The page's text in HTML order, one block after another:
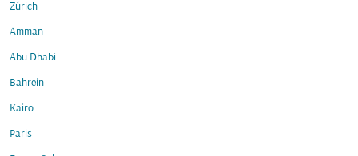
Zürich
Amman
Abu Dhabi
Bahrein
Kairo
Paris